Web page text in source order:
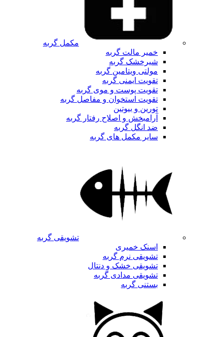
مکمل گربه
خمیر مالت گربه
شیرخشک گربه
مولتی ویتامین گربه
تقویت ایمنی گربه
تقویت پوست و موی گربه
تقویت استخوان و مفاصل گربه
تورین و بیوتین
آرامبخش و اصلاح رفتار گربه
ضد انگل گربه
سایر مکمل های گربه
تشویقی گربه
اسنک خمیری
تشویقی نرم گربه
تشویقی خشک و دنتال
تشویقی مدادی گربه
بستنی گربه